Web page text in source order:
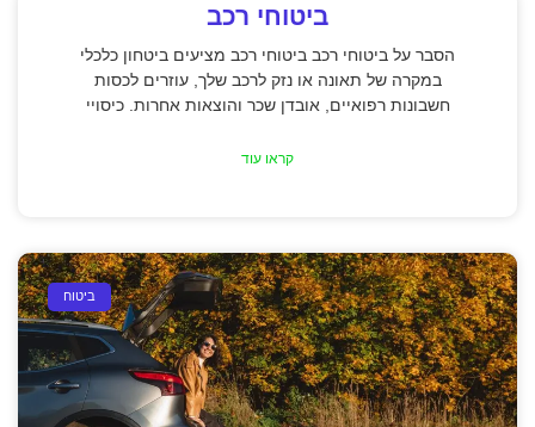
ביטוחי רכב
הסבר על ביטוחי רכב ביטוחי רכב מציעים ביטחון כלכלי
במקרה של תאונה או נזק לרכב שלך, עוזרים לכסות
חשבונות רפואיים, אובדן שכר והוצאות אחרות. כיסויי
קראו עוד
ביטוח